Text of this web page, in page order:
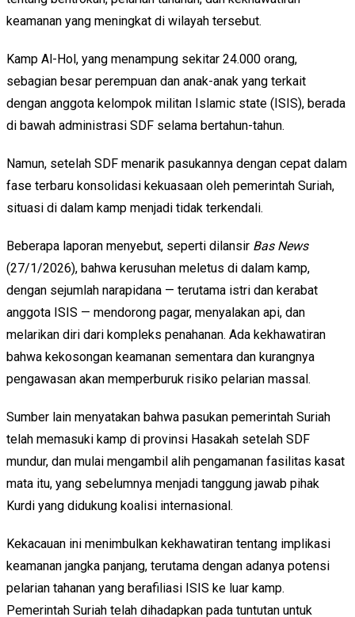
keamanan yang meningkat di wilayah tersebut.
Kamp Al-Hol, yang menampung sekitar 24.000 orang,
sebagian besar perempuan dan anak-anak yang terkait
dengan anggota kelompok militan Islamic state (ISIS), berada
di bawah administrasi SDF selama bertahun-tahun.
Namun, setelah SDF menarik pasukannya dengan cepat dalam
fase terbaru konsolidasi kekuasaan oleh pemerintah Suriah,
situasi di dalam kamp menjadi tidak terkendali.
Beberapa laporan menyebut, seperti dilansir Bas News
(27/1/2026), bahwa kerusuhan meletus di dalam kamp,
dengan sejumlah narapidana — terutama istri dan kerabat
anggota ISIS — mendorong pagar, menyalakan api, dan
melarikan diri dari kompleks penahanan. Ada kekhawatiran
bahwa kekosongan keamanan sementara dan kurangnya
pengawasan akan memperburuk risiko pelarian massal.
Sumber lain menyatakan bahwa pasukan pemerintah Suriah
telah memasuki kamp di provinsi Hasakah setelah SDF
mundur, dan mulai mengambil alih pengamanan fasilitas kasat
mata itu, yang sebelumnya menjadi tanggung jawab pihak
Kurdi yang didukung koalisi internasional.
Kekacauan ini menimbulkan kekhawatiran tentang implikasi
keamanan jangka panjang, terutama dengan adanya potensi
pelarian tahanan yang berafiliasi ISIS ke luar kamp.
Pemerintah Suriah telah dihadapkan pada tuntutan untuk